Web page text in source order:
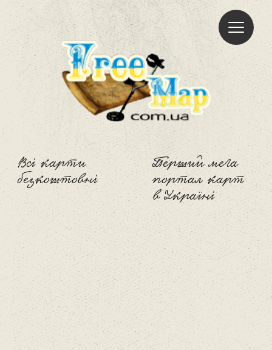
Всі карти
безкоштовні
Freemap
Перший мега
портал карт
в Україні